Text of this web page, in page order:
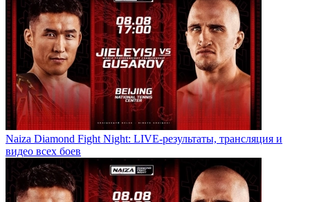
Naiza Diamond Fight Night: LIVE-результаты, трансляция и
видео всех боев